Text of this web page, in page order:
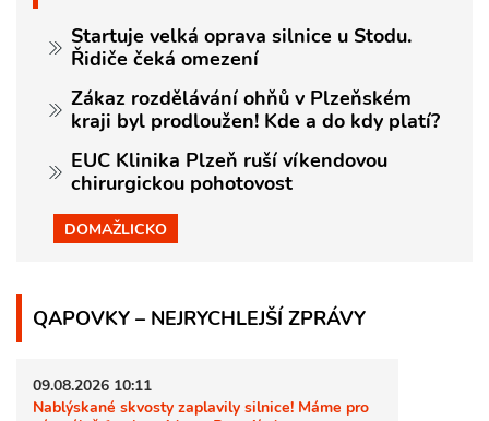
Startuje velká oprava silnice u Stodu.
Řidiče čeká omezení
Zákaz rozdělávání ohňů v Plzeňském
kraji byl prodloužen! Kde a do kdy platí?
EUC Klinika Plzeň ruší víkendovou
chirurgickou pohotovost
DOMAŽLICKO
QAPOVKY – NEJRYCHLEJŠÍ ZPRÁVY
09.08.2026 10:11
Nablýskané skvosty zaplavily silnice! Máme pro